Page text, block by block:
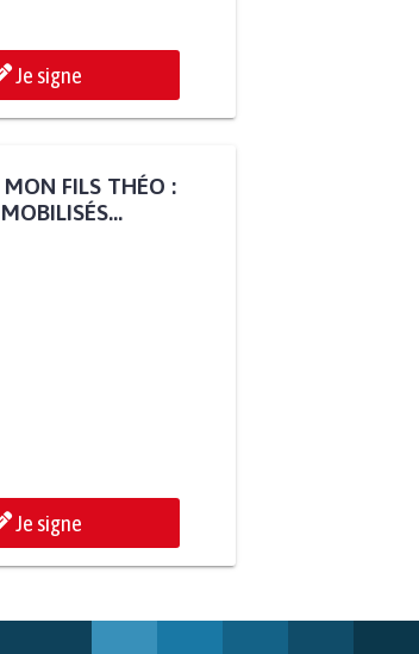
Je signe
Je signe